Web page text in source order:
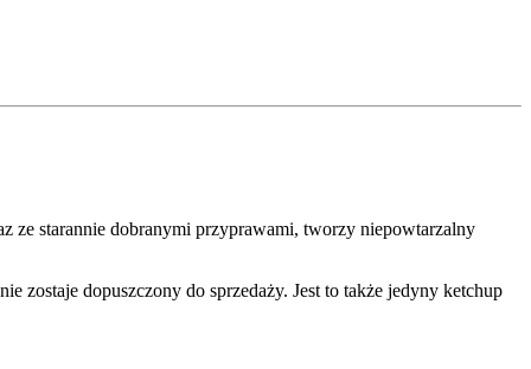
ze starannie dobranymi przyprawami, tworzy niepowtarzalny
zostaje dopuszczony do sprzedaży. Jest to także jedyny ketchup